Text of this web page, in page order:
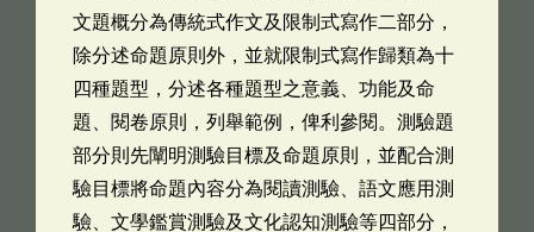
文題概分為傳統式作文及限制式寫作二部分，
除分述命題原則外，並就限制式寫作歸類為十
四種題型，分述各種題型之意義、功能及命
題、閱卷原則，列舉範例，俾利參閱。測驗題
部分則先闡明測驗目標及命題原則，並配合測
驗目標將命題內容分為閱讀測驗、語文應用測
驗、文學鑑賞測驗及文化認知測驗等四部分，